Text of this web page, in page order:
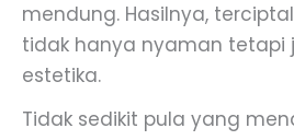
mendung. Hasilnya,
tidak hanya nyaman tetapi
estetika.
Tidak sedikit pula yang